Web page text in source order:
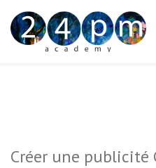
Créer une publicité